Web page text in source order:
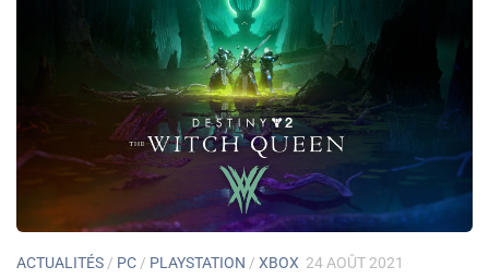
ACTUALITÉS / PC / PLAYSTATION / XBOX 24 AOÛT 2021